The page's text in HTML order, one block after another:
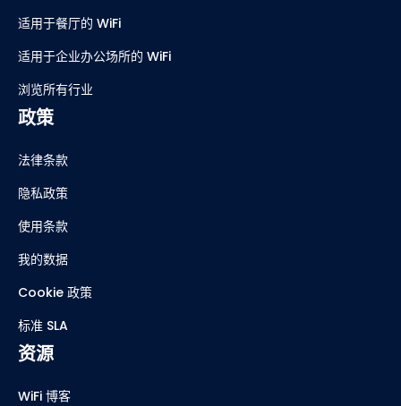
适用于餐厅的 WiFi
适用于企业办公场所的 WiFi
浏览所有行业
政策
法律条款
隐私政策
使用条款
我的数据
Cookie 政策
标准 SLA
资源
WiFi 博客